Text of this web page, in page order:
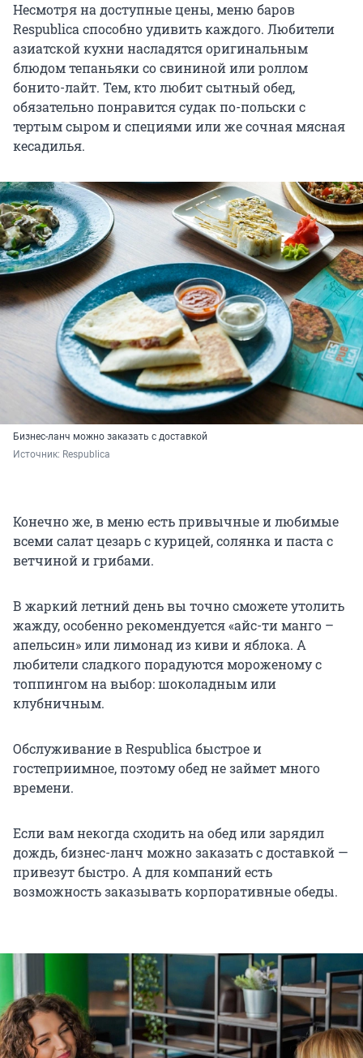
Несмотря на доступные цены, меню баров
Respublica способно удивить каждого. Любители
азиатской кухни насладятся оригинальным
блюдом тепаньяки со свининой или роллом
бонито-лайт. Тем, кто любит сытный обед,
обязательно понравится судак по-польски с
тертым сыром и специями или же сочная мясная
кесадилья.
Бизнес-ланч можно заказать с доставкой
Источник: Respublica
Конечно же, в меню есть привычные и любимые
всеми салат цезарь с курицей, солянка и паста с
ветчиной и грибами.
В жаркий летний день вы точно сможете утолить
жажду, особенно рекомендуется «айс-ти манго –
апельсин» или лимонад из киви и яблока. А
любители сладкого порадуются мороженому с
топпингом на выбор: шоколадным или
клубничным.
Обслуживание в Respublica быстрое и
гостеприимное, поэтому обед не займет много
времени.
Если вам некогда сходить на обед или зарядил
дождь, бизнес-ланч можно заказать с доставкой —
привезут быстро. А для компаний есть
возможность заказывать корпоративные обеды.